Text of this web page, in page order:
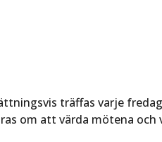
träffas varje
om att värda mötena och